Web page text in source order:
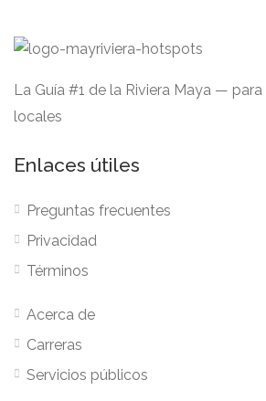
La Guía #1 de la Riviera Maya —
locales
Enlaces útiles
Preguntas frecuentes
Privacidad
Términos
Acerca de
Carreras
Servicios públicos